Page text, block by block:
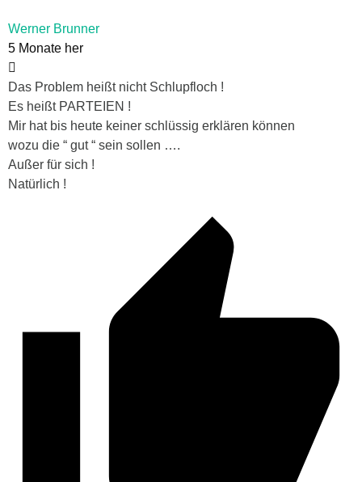
Werner Brunner
5 Monate her
Das Problem heißt nicht Schlupfloch !
Es heißt PARTEIEN !
Mir hat bis heute keiner schlüssig erklären können
wozu die “ gut “ sein sollen ….
Außer für sich !
Natürlich !